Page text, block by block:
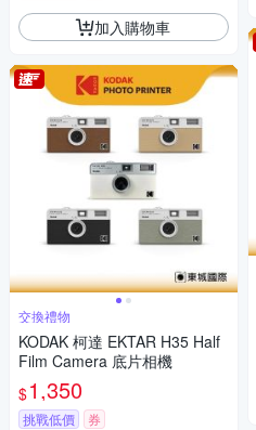
加入購物車
交換禮物
KODAK 柯達 EKTAR H35 Half
Film Camera 底片相機
$1,350
挑戰低價 券